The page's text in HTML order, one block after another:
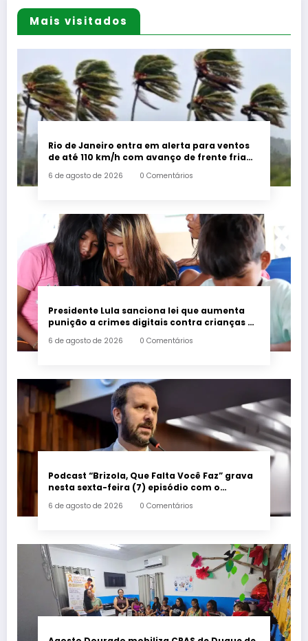
Mais visitados
Rio de Janeiro entra em alerta para ventos
de até 110 km/h com avanço de frente fria
6 de agosto de 2026 0 Comentários
Presidente Lula sanciona lei que aumenta
punição a crimes digitais contra crianças é
6 de agosto de 2026 0 Comentários
Podcast “Brizola, Que Falta Você Faz” grava
nesta sexta-feira (7) episódio com o
6 de agosto de 2026 0 Comentários